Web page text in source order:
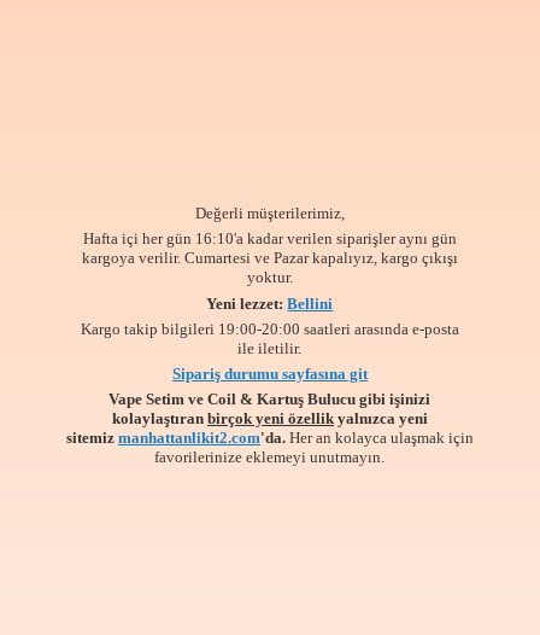
Değerli müşterilerimiz,
Hafta içi her gün 16:10'a kadar verilen siparişler aynı gün
kargoya verilir. Cumartesi ve Pazar kapalıyız, kargo çıkışı
yoktur.
Yeni lezzet:Bellini
Kargo takip bilgileri 19:00-20:00 saatleri arasında e-posta
ile iletilir.
Sipariş durumu sayfasına git
Vape Setim ve Coil & Kartuş Bulucu gibi işinizi
kolaylaştıran birçok yeni özellikyalnızca yeni
sitemiz manhattanlikit2.com'da. Her an kolayca ulaşmak için
favorilerinizeeklemeyi unutmayın.